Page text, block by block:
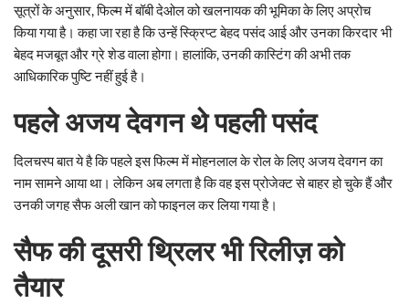
सूत्रों के अनुसार, फिल्म में बॉबी देओल को खलनायक की भूमिका के लिए अप्रोच
किया गया है। कहा जा रहा है कि उन्हें स्क्रिप्ट बेहद पसंद आई और उनका किरदार भी
बेहद मजबूत और ग्रे शेड वाला होगा। हालांकि, उनकी कास्टिंग की अभी तक
आधिकारिक पुष्टि नहीं हुई है।
पहले अजय देवगन थे पहली पसंद
दिलचस्प बात ये है कि पहले इस फिल्म में मोहनलाल के रोल के लिए अजय देवगन का
नाम सामने आया था। लेकिन अब लगता है कि वह इस प्रोजेक्ट से बाहर हो चुके हैं और
उनकी जगह सैफ अली खान को फाइनल कर लिया गया है।
सैफ की दूसरी थ्रिलर भी रिलीज़ को
तैयार